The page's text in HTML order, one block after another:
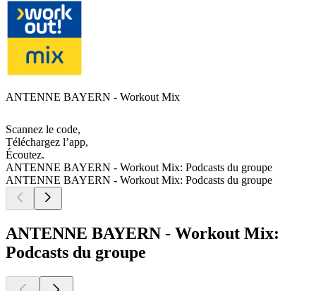
ANTENNE BAYERN - Workout Mix
Scannez le code,
Téléchargez l’app,
Écoutez.
ANTENNE BAYERN - Workout Mix: Podcasts du groupe
ANTENNE BAYERN - Workout Mix: Podcasts du groupe
ANTENNE BAYERN - Workout Mix:
Podcasts du groupe